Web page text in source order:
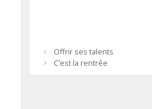
N
a
Offrir ses talents
C’est la rentrée